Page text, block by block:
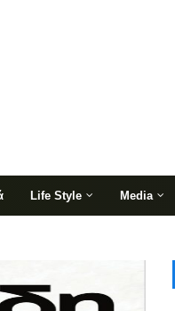
Life Style Media